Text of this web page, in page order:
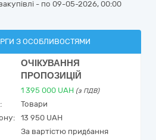
- по 09-05-2026, 00:00
З ОСОБЛИВОСТЯМИ
ОЧІКУВАННЯ
ПРОПОЗИЦІЙ
1 395 000 UAH (з ПДВ)
Товари
13 950 UAH
За вартістю придбання